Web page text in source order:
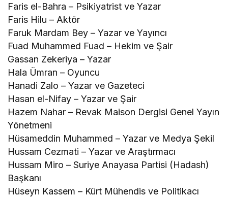
Faris el-Bahra – Psikiyatrist ve Yazar
Faris Hilu – Aktör
Faruk Mardam Bey – Yazar ve Yayıncı
Fuad Muhammed Fuad – Hekim ve Şair
Gassan Zekeriya – Yazar
Hala Ümran – Oyuncu
Hanadi Zalo – Yazar ve Gazeteci
Hasan el-Nifay – Yazar ve Şair
Hazem Nahar – Revak Maison Dergisi Genel Yayın
Yönetmeni
Hüsameddin Muhammed – Yazar ve Medya Şekil
Hussam Cezmati – Yazar ve Araştırmacı
Hussam Miro – Suriye Anayasa Partisi (Hadash)
Başkanı
Hüseyn Kassem – Kürt Mühendis ve Politikacı